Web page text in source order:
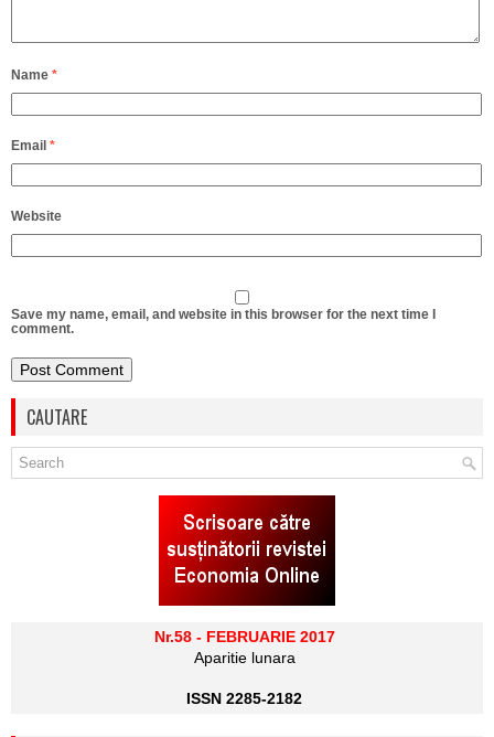
Name *
Email *
Website
Save my name, email, and website in this browser for the next time I
comment.
CAUTARE
Nr.58 - FEBRUARIE 2017
Aparitie lunara
ISSN 2285-2182